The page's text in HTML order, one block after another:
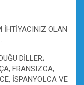
İHTİYACINIZ OLAN
DİLLER;
FRANSIZCA,
İSPANYOLCA VE